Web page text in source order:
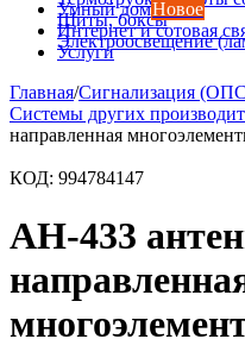
Щиты, боксы
Электроосвещение
Умный домНовое
Интернет и сотовая
Услуги
Главная/Сигнализация
Системы других
направленная
КОД: 994784147
АН-433